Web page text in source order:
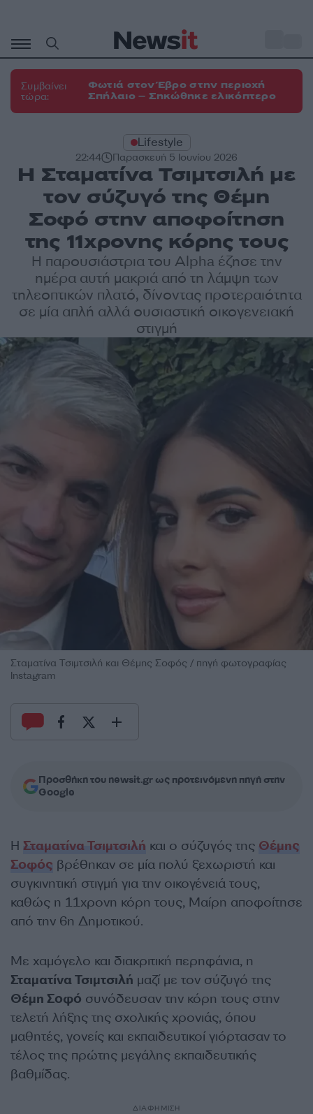
περιεχόμενο
Συμβαίνει
τώρα:
Φωτιά στον Έβρο στην περιοχή
Σπήλαιο – Σηκώθηκε ελικόπτερο
Lifestyle
22:44 Παρασκευή 5 Ιουνίου 2026
Η Σταματίνα Τσιμτσιλή με
τον σύζυγό της Θέμη
Σοφό στην αποφοίτηση
της 11χρονης κόρης τους
Η παρουσιάστρια του Alpha έζησε την
ημέρα αυτή μακριά από τη λάμψη των
τηλεοπτικών πλατό, δίνοντας προτεραιότητα
σε μία απλή αλλά ουσιαστική οικογενειακή
στιγμή
Σταματίνα Τσιμτσιλή και Θέμης Σοφός / πηγή φωτογραφίας
Instagram
Προσθήκη του newsit.gr ως προτεινόμενη πηγή στην
Google
Η Σταματίνα Τσιμτσιλή και ο σύζυγός της Θέμης
Σοφός βρέθηκαν σε μία πολύ ξεχωριστή και
συγκινητική στιγμή για την οικογένειά τους,
καθώς η 11χρονη κόρη τους, Μαίρη αποφοίτησε
από την 6η Δημοτικού.
Με χαμόγελο και διακριτική περηφάνια, η
Σταματίνα Τσιμτσιλή μαζί με τον σύζυγό της
Θέμη Σοφό συνόδευσαν την κόρη τους στην
τελετή λήξης της σχολικής χρονιάς, όπου
μαθητές, γονείς και εκπαιδευτικοί γιόρτασαν το
τέλος της πρώτης μεγάλης εκπαιδευτικής
βαθμίδας.
ΔΙΑΦΗΜΙΣΗ